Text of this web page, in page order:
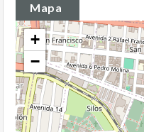
Mapa
+
−